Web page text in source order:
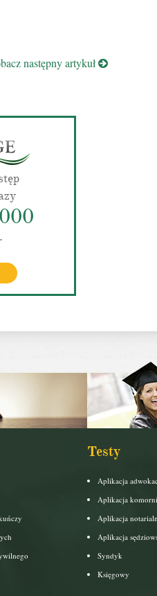
następny artykuł
Testy
Aplikacja
Aplikacja
Aplikacja
Aplikacja
Syndyk
Księgowy